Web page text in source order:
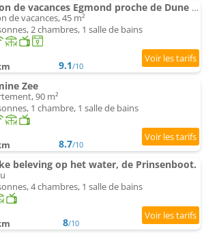
Maison de vacances Egmond proche de Dune plages
de vacances, 45 m²
2 chambres, 1 salle de bains
9.1/10
Zee
90 m²
1 chambre, 1 salle de bains
8.7/10
beleving op het water, de Prinsenboot.
4 chambres, 1 salle de bains
8/10